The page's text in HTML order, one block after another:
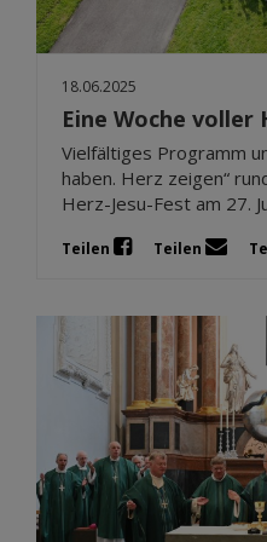
18.06.2025
Eine Woche
Vielfältiges Programm
haben. Herz zeigen“
Herz-Jesu-Fest am 27.
Teilen Teilen